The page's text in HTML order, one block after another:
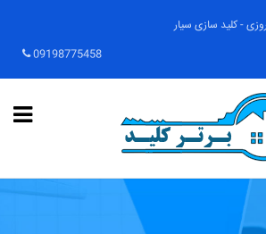
- کلید سازی سیار
09198775458